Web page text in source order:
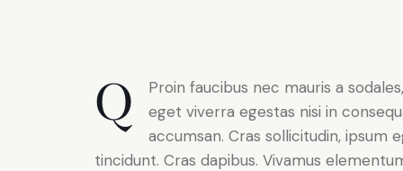
Q
Proin faucibus nec mauris a
eget viverra egestas nisi in
accumsan. Cras sollicitudin, ipsum
tincidunt. Cras dapibus. Vivamus